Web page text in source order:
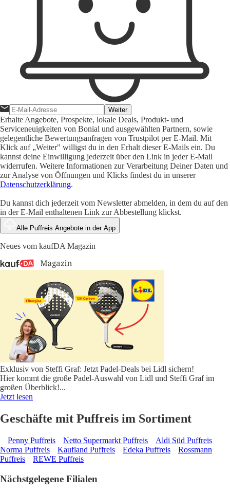
Weiter
Erhalte Angebote, Prospekte, lokale Deals, Produkt- und
Serviceneuigkeiten von Bonial und ausgewählten Partnern, sowie
gelegentliche Bewertungsanfragen von Trustpilot per E-Mail. Mit
Klick auf „Weiter" willigst du in den Erhalt dieser E-Mails ein. Du
kannst deine Einwilligung jederzeit über den Link in jeder E-Mail
widerrufen. Weitere Informationen zur Verarbeitung Deiner Daten und
zur Analyse von Öffnungen und Klicks findest du in unserer
Datenschutzerklärung.
Du kannst dich jederzeit vom Newsletter abmelden, in dem du auf den
in der E-Mail enthaltenen Link zur Abbestellung klickst.
Alle Puffreis Angebote in der App
Neues vom kaufDA Magazin
Exklusiv von Steffi Graf: Jetzt Padel-Deals bei Lidl sichern!
Hier kommt die große Padel-Auswahl von Lidl und Steffi Graf im
großen Überblick!...
Jetzt lesen
Geschäfte mit Puffreis im Sortiment
Penny Puffreis Netto Supermarkt Puffreis
Aldi Süd Puffreis
Norma Puffreis
Kaufland Puffreis Edeka Puffreis
Rossmann
Puffreis
REWE Puffreis
Nächstgelegene Filialen